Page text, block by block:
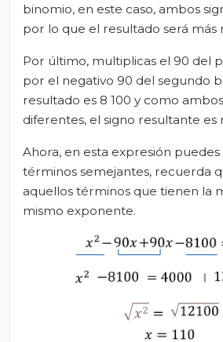
binomio, en este caso, ambos
por lo que el resultado será más
Por último, multiplicas el 90 del
por el negativo 90 del segundo
resultado es 8 100 y como
diferentes, el signo resultante es
Ahora, en esta expresión
términos semejantes, recuerda
aquellos términos que tienen la
mismo exponente.